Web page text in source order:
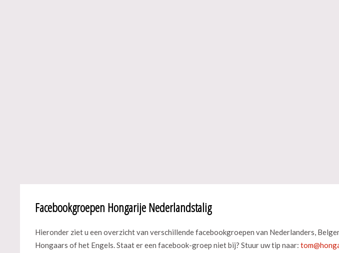
Facebookgroepen Hongarije Nederlandstalig
Hieronder ziet u een overzicht van verschillende facebookgroepen van Nederlanders,
Hongaars of het Engels. Staat er een facebook-groep niet bij? Stuur uw tip naar: